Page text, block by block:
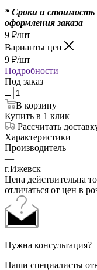
* Сроки и стоимость
оформления заказа
9 ₽/шт
Варианты цен
9 ₽/шт
Подробности
Под заказ
В корзину
Купить в 1 клик
Рассчитать
Характеристики
Производитель
—
г.Ижевск
Цена действительна
отличаться от цен в
Нужна консультация?
Наши специалисты